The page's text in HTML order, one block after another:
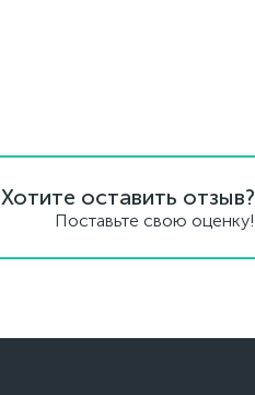
Хотите оставить отзыв?
Поставьте свою оценку!